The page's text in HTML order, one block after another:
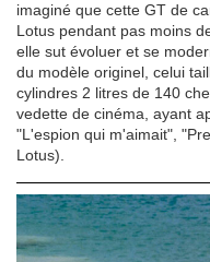
imaginé que cette GT de
Lotus pendant pas moins
elle sut évoluer et se
du modèle originel, celui
cylindres 2 litres de 140
vedette de cinéma, ayant
"L'espion qui m'aimait",
Lotus).